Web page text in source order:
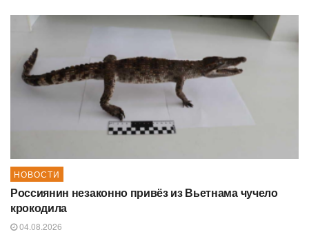
НОВОСТИ
Россиянин незаконно привёз из Вьетнама чучело
крокодила
04.08.2026